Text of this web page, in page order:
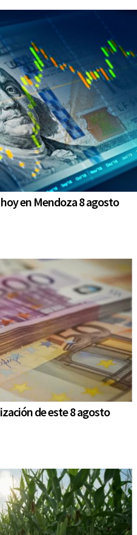
en Mendoza 8 agosto
de este 8 agosto